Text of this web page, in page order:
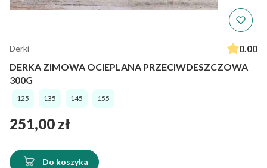
Derki
0.00
DERKA ZIMOWA OCIEPLANA PRZECIWDESZCZOWA
300G
125 135 145 155
Cena
251,00 zł
Do koszyka